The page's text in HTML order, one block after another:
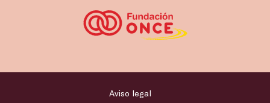
Aviso legal